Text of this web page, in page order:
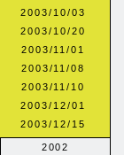
2003/10/03
2003/10/20
2003/11/01
2003/11/08
2003/11/10
2003/12/01
2003/12/15
2002